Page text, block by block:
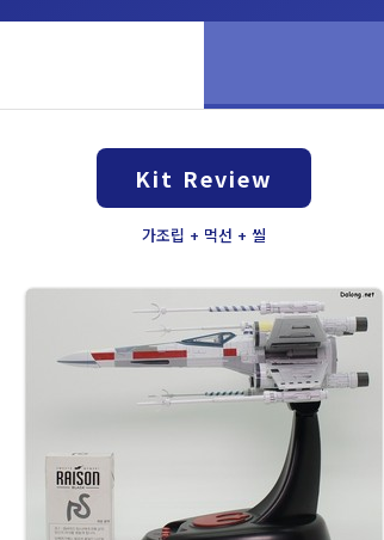
Kit Review
가조립 + 먹선 + 씰